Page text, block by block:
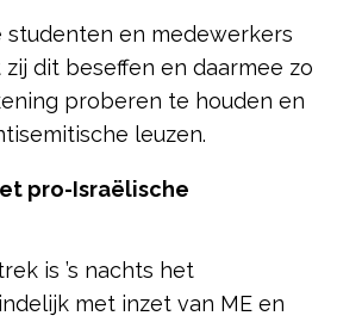
studenten en medewerkers
dit beseffen en daarmee zo
proberen te houden en
leuzen.
pro-Israëlische
is ’s nachts het
met inzet van ME en